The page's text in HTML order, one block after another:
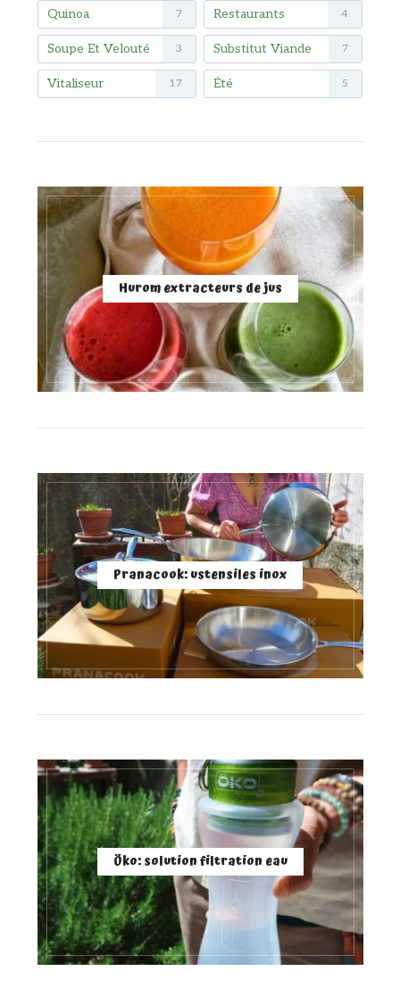
Quinoa 7 Restaurants 4
Soupe Et Velouté 3 Substitut Viande 7
Vitaliseur 17 Été 5
Hurom extracteurs de jus
Pranacook: ustensiles inox
Öko: solution filtration eau